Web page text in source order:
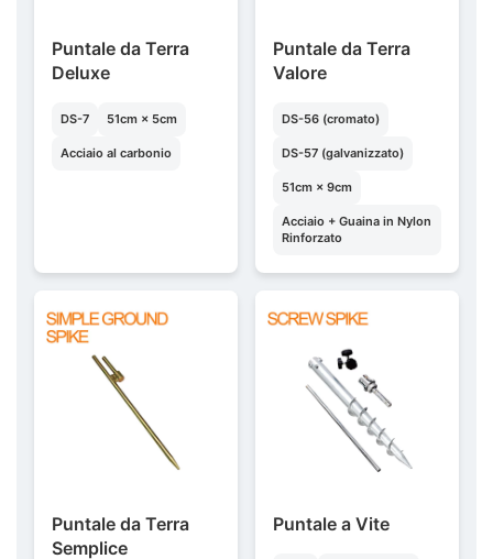
Puntale da Terra
Deluxe
DS-7 51cm × 5cm
Acciaio al carbonio
Puntale da Terra
Valore
DS-56 (cromato)
DS-57 (galvanizzato)
51cm × 9cm
Acciaio + Guaina in Nylon
Rinforzato
Puntale da Terra
Semplice
Puntale a Vite